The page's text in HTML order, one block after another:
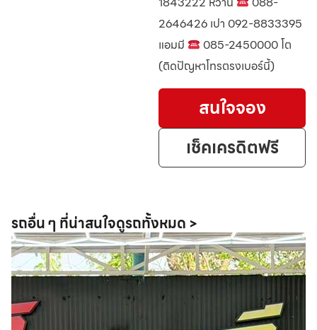
2646426 เปา 092-8833395
แอมมี
085-2450000 โต
(ติดปัญหาโทรตรงเบอร์นี้)
สนใจจอง
เช็คเครดิตฟรี
รถอื่น ๆ ที่น่าสนใจดูรถทั้งหมด >